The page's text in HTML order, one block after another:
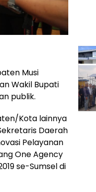
Musi
Wakil Bupati
publik.
Kota lainnya
Daerah
Pelayanan
One Agency
se-Sumsel di